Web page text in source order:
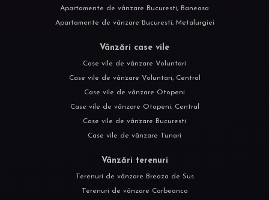
Apartamente de vânzare Bucuresti, Baneasa
Apartamente de vânzare Bucuresti, Metalurgiei
Vânzări case vile
Case vile de vânzare Voluntari
Case vile de vânzare Voluntari, Central
Case vile de vânzare Otopeni
Case vile de vânzare Otopeni, Central
Case vile de vânzare Bucuresti
Case vile de vânzare Tunari
Vânzări terenuri
Terenuri de vânzare Breaza de Sus
Terenuri de vânzare Corbeanca